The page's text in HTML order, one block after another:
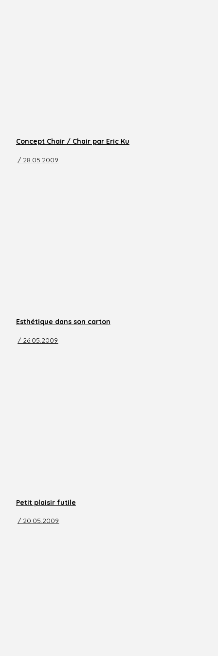
Concept Chair / Chair par Eric Ku
/ 28.05.2009
Esthétique dans son carton
/ 26.05.2009
Petit plaisir futile
/ 20.05.2009